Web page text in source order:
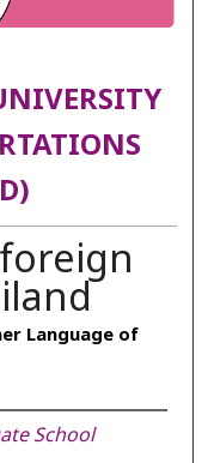
Language of
School